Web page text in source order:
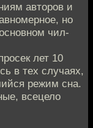
авторов и
но
чил-
лет 10
в тех случаях,
режим сна.
всецело